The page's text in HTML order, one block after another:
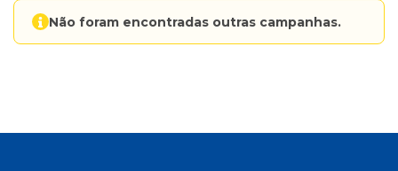
Não foram encontradas outras campanhas.